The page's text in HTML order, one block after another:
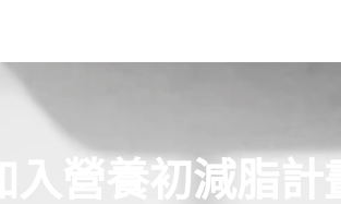
加入營養初減脂計